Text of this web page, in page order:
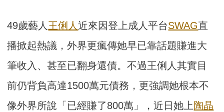
49歲藝人王俐人近來因登上成人平台SWAG直
播掀起熱議，外界更瘋傳她早已靠話題賺進大
筆收入、甚至已翻身還債。不過王俐人其實目
前仍背負高達1500萬元債務，更強調她根本不
像外界所說「已經賺了800萬」，近日她上陶晶